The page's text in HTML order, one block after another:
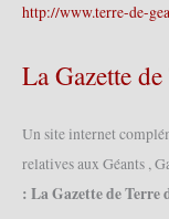
http://www.terre-de-
La Gazette
Un site internet
relatives aux Géants ,
: La Gazette de Terre